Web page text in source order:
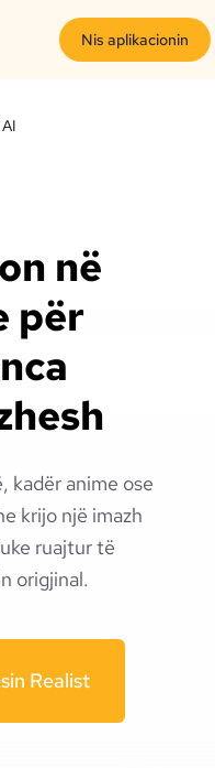
Nis aplikacionin
në
për
kadër anime ose
krijo një imazh
ruajtur të
origjinal.
Realist